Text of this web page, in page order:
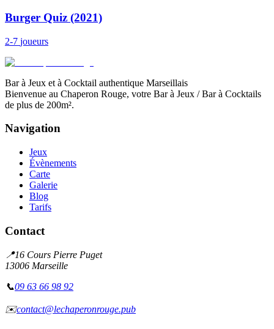
Burger Quiz (2021)
2-7 joueurs
Bar à Jeux et à Cocktail authentique Marseillais
Bienvenue au Chaperon Rouge, votre Bar à Jeux / Bar à Cocktails
de plus de 200m².
Navigation
Jeux
Évènements
Carte
Galerie
Blog
Tarifs
Contact
📍16 Cours Pierre Puget
13006 Marseille
📞09 63 66 98 92
✉️contact@lechaperonrouge.pub